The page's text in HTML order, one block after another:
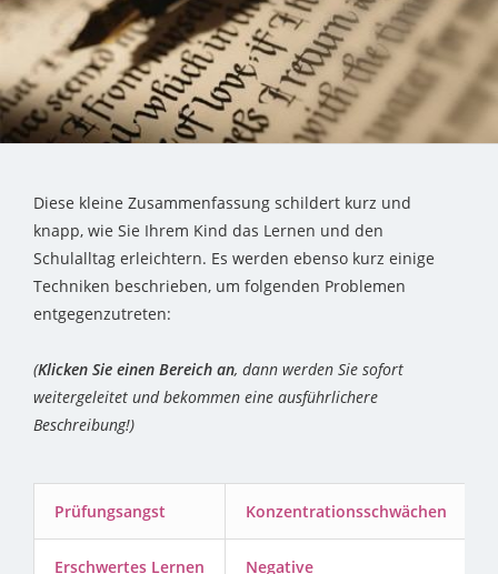
Diese kleine Zusammenfassung schildert kurz und
knapp, wie Sie Ihrem Kind das Lernen und den
Schulalltag erleichtern. Es werden ebenso kurz einige
Techniken beschrieben, um folgenden Problemen
entgegenzutreten:
(Klicken Sie einen Bereich an, dann werden Sie sofort
weitergeleitet und bekommen eine ausführlichere
Beschreibung!)
Prüfungsangst Konzentrationsschwächen
Erschwertes Lernen
Negative